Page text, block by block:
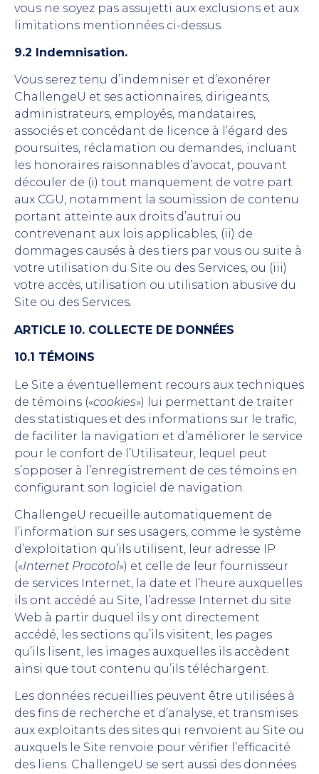
vous ne soyez pas assujetti aux exclusions et aux
limitations mentionnées ci-dessus.
9.2 Indemnisation.
Vous serez tenu d’indemniser et d’exonérer
ChallengeU et ses actionnaires, dirigeants,
administrateurs, employés, mandataires,
associés et concédant de licence à l’égard des
poursuites, réclamation ou demandes, incluant
les honoraires raisonnables d’avocat, pouvant
découler de (i) tout manquement de votre part
aux CGU, notamment la soumission de contenu
portant atteinte aux droits d’autrui ou
contrevenant aux lois applicables, (ii) de
dommages causés à des tiers par vous ou suite à
votre utilisation du Site ou des Services, ou (iii)
votre accès, utilisation ou utilisation abusive du
Site ou des Services.
ARTICLE 10. COLLECTE DE DONNÉES
10.1 TÉMOINS
Le Site a éventuellement recours aux techniques
de témoins («cookies») lui permettant de traiter
des statistiques et des informations sur le trafic,
de faciliter la navigation et d’améliorer le service
pour le confort de l’Utilisateur, lequel peut
s’opposer à l’enregistrement de ces témoins en
configurant son logiciel de navigation.
ChallengeU recueille automatiquement de
l’information sur ses usagers, comme le système
d’exploitation qu’ils utilisent, leur adresse IP
(«Internet Procotol») et celle de leur fournisseur
de services Internet, la date et l’heure auxquelles
ils ont accédé au Site, l’adresse Internet du site
Web à partir duquel ils y ont directement
accédé, les sections qu’ils visitent, les pages
qu’ils lisent, les images auxquelles ils accèdent
ainsi que tout contenu qu’ils téléchargent.
Les données recueillies peuvent être utilisées à
des fins de recherche et d’analyse, et transmises
aux exploitants des sites qui renvoient au Site ou
auxquels le Site renvoie pour vérifier l’efficacité
des liens. ChallengeU se sert aussi des données